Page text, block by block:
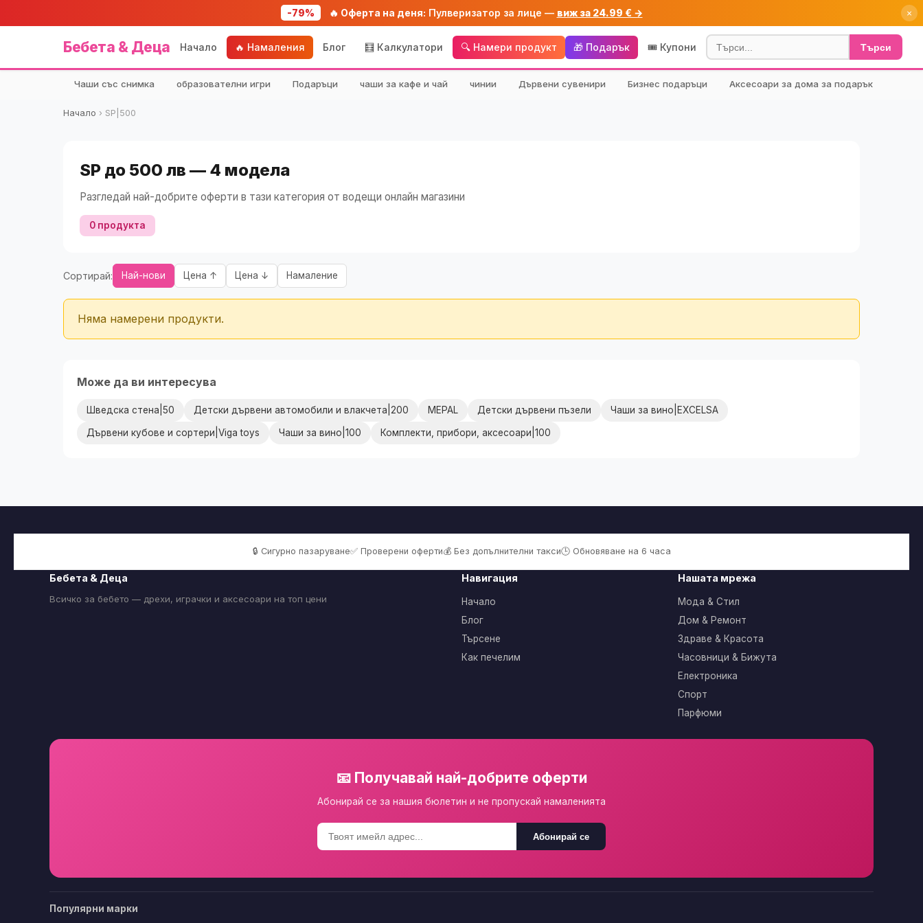
-79% 🔥 Оферта на деня: Пулверизатор за лице — виж за 24.99 € → ×
Бебета & Деца Начало 🔥 Намаления Блог 🧮 Калкулатори 🔍 Намери продукт 🎁 Подарък 🎟️ Купони Търси
Чаши със снимка образователни игри Подаръци чаши за кафе и чай чинии Дървени сувенири Бизнес подаръци Аксесоари за дома за подарък
Начало › SP|500
SP до 500 лв — 4 модела
Разгледай най-добрите оферти в тази категория от водещи онлайн магазини
0 продукта
Сортирай: Най-нови Цена ↑ Цена ↓ Намаление
Няма намерени продукти.
Може да ви интересува
Шведска стена|50 Детски дървени автомобили и влакчета|200 MEPAL Детски дървени пъзели Чаши за вино|EXCELSA
Дървени кубове и сортери|Viga toys Чаши за вино|100 Комплекти, прибори, аксесоари|100
🔒 Сигурно пазаруване✅ Проверени оферти💰 Без допълнителни такси🕒 Обновяване на 6 часа
Бебета & Деца
Всичко за бебето — дрехи, играчки и аксесоари на топ цени
Навигация
Начало
Блог
Търсене
Как печелим
Нашата мрежа
Мода & Стил
Дом & Ремонт
Здраве & Красота
Часовници & Бижута
Електроника
Спорт
Парфюми
📧 Получавай най-добрите оферти
Абонирай се за нашия бюлетин и не пропускай намаленията
Абонирай се
Популярни марки